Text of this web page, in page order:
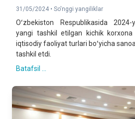
31/05/2024 • So'nggi yangiliklar
Oʻzbekiston Respublikasida
yangi tashkil etilgan kichik
iqtisodiy faoliyat turlari boʻyicha
tashkil etdi.
Batafsil ...